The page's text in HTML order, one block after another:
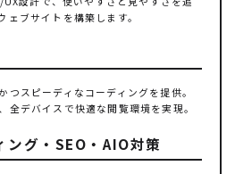
ブサイトを構築します。
つスピーディなコーディングを提供。
全デバイスで快適な閲覧環境を実現。
ング・SEO・AIO対策